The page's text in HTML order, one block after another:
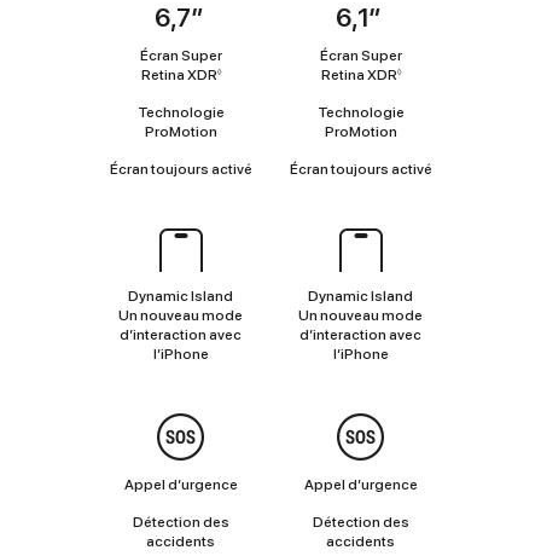
6,7″
Écran Super
Retina XDR◊Renvoi
mentions
Technologie
ProMotion
Écran toujours activé
6,1″
Écran Super
Retina XDR◊Renvoi
mentions
Technologie
ProMotion
Écran toujours activé
Dynamic
Dynamic Island
Un nouveau mode
d’interaction avec
l’iPhone
Dynamic Island
Un nouveau mode
d’interaction avec
l’iPhone
Sécurité
Appel d’urgence
Détection des
accidents
Appel d’urgence
Détection des
accidents